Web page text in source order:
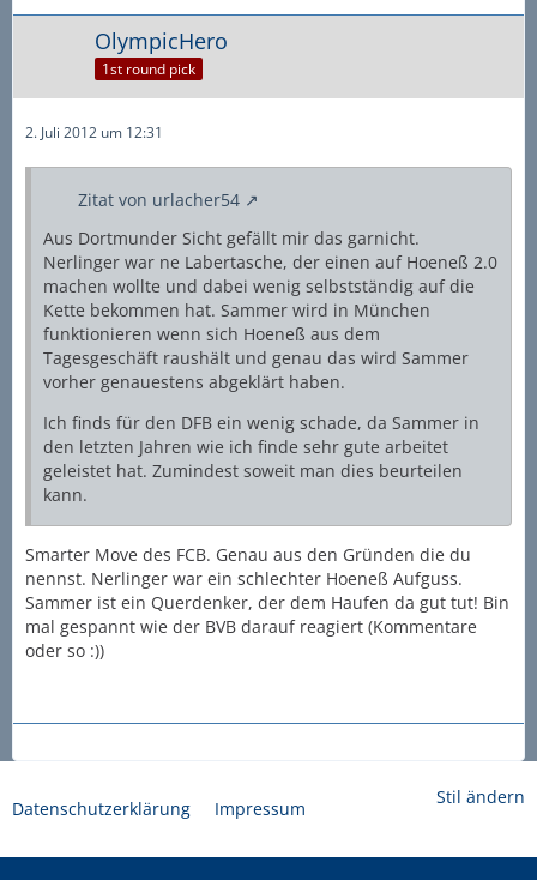
OlympicHero
1st round pick
2. Juli 2012 um 12:31
Zitat von urlacher54
Aus Dortmunder Sicht gefällt mir das garnicht.
Nerlinger war ne Labertasche, der einen auf Hoeneß 2.0
machen wollte und dabei wenig selbstständig auf die
Kette bekommen hat. Sammer wird in München
funktionieren wenn sich Hoeneß aus dem
Tagesgeschäft raushält und genau das wird Sammer
vorher genauestens abgeklärt haben.
Ich finds für den DFB ein wenig schade, da Sammer in
den letzten Jahren wie ich finde sehr gute arbeitet
geleistet hat. Zumindest soweit man dies beurteilen
kann.
Smarter Move des FCB. Genau aus den Gründen die du
nennst. Nerlinger war ein schlechter Hoeneß Aufguss.
Sammer ist ein Querdenker, der dem Haufen da gut tut! Bin
mal gespannt wie der BVB darauf reagiert (Kommentare
oder so :))
Stil ändern
Datenschutzerklärung Impressum